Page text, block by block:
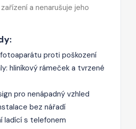
a nenarušuje jeho
proti poškození
hliníkový rámeček a tvrzené
pro nenápadný vzhled
bez nářadí
ladící s telefonem